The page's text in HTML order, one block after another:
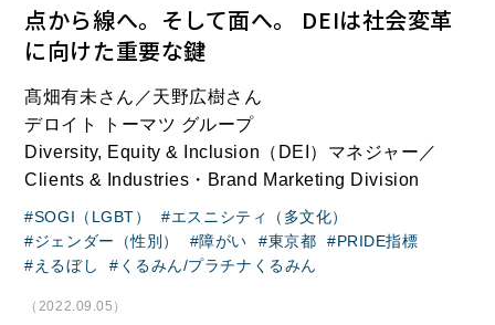
点から線へ。そして面へ。 DEIは社会変革
に向けた重要な鍵
髙畑有未さん／天野広樹さん
デロイト トーマツ グループ
Diversity, Equity & Inclusion（DEI）マネジャー／
Clients & Industries・Brand Marketing Division
SOGI（LGBT）
エスニシティ（多文化）
ジェンダー（性別）
障がい 東京都
PRIDE指標
えるぼし
くるみん/プラチナくるみん
（2022.09.05）